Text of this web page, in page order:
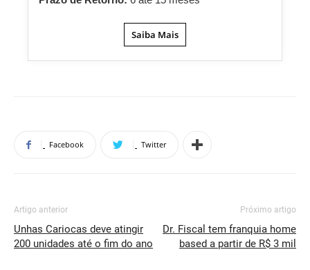
Saiba Mais
Facebook Twitter
Artigo anterior
Unhas Cariocas deve atingir
200 unidades até o fim do ano
Próximo artigo
Dr. Fiscal tem franquia home
based a partir de R$ 3 mil